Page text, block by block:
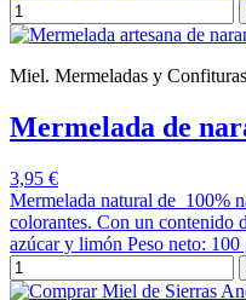
Miel. Mermeladas y Confituras
Mermelada de
3,95 €
Mermelada natural de 100%
colorantes. Con un contenido
azúcar y limón Peso neto: 100